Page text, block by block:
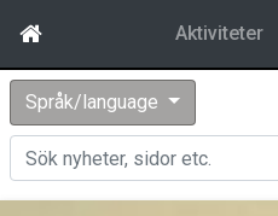
Aktiviteter
Språk/language